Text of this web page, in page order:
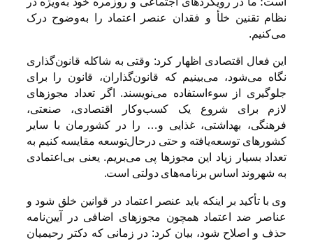
نظام تقنین خلأ و فقدان عنصر اعتماد را به‌وضوح درک
می‌کنیم.
این فعال اقتصادی اظهار کرد: وقتی به شاکله قانون‌گذاری
نگاه می‌شود، می‌بینیم که قانون‌گذاران، قانون را برای
جلوگیری از سوءاستفاده می‌نویسند. اگر تعداد مجوزهای
لازم برای شروع یک کسب‌وکار اقتصادی، صنعتی،
فرهنگی، بهداشتی، غذایی و… را در کشورمان با سایر
کشورهای توسعه‌یافته و حتی درحال‌توسعه مقایسه کنیم به
تعداد بسیار زیاد این مجوزها پی می‌بریم. یعنی بی‌اعتمادی
به شهروند اساس برنامه‌های دولتی است.
وی با تأکید بر اینکه باید عنصر اعتماد در قوانین خلق شود و
عناصر ضد اعتماد همچون مجوزهای اضافی در آیین‌نامه
حذف و اصلاح شود، بیان کرد: در زمانی که دکتر رحیمیان